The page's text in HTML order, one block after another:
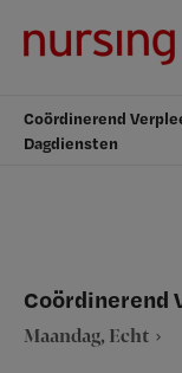
Coördinerend
Dagdiensten
Coördinerend
Maandag, Echt